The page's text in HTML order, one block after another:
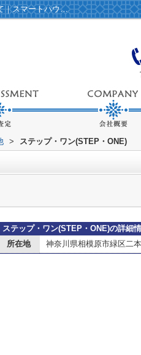
ステップ・ワン(STEP・ONE)情報ページ｜橋本駅など相模原市緑区エリアの戸建て｜スマートハウジング
> ステップ・ワン(STEP・ONE)
ステップ・ワン(STEP・ONE)の詳細
所在地
神奈川県相模原市緑区二